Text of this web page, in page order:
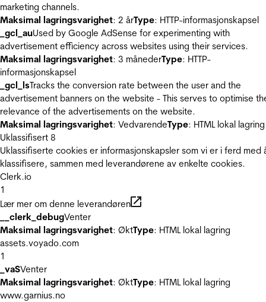
marketing channels.
Maksimal lagringsvarighet: 2 årType: HTTP-informasjonskapsel
_gcl_auUsed by Google AdSense for experimenting with
advertisement efficiency across websites using their services.
Maksimal lagringsvarighet: 3 månederType: HTTP-
informasjonskapsel
_gcl_lsTracks the conversion rate between the user and the
advertisement banners on the website - This serves to optimise
relevance of the advertisements on the website.
Maksimal lagringsvarighet: VedvarendeType: HTML lokal lagring
Uklassifisert 8
Uklassifiserte cookies er informasjonskapsler som vi er i ferd med
klassifisere, sammen med leverandørene av enkelte cookies.
Clerk.io
1
Lær mer om denne leverandøren
__clerk_debugVenter
Maksimal lagringsvarighet: ØktType: HTML lokal lagring
assets.voyado.com
1
_vaSVenter
Maksimal lagringsvarighet: ØktType: HTML lokal lagring
www.garnius.no